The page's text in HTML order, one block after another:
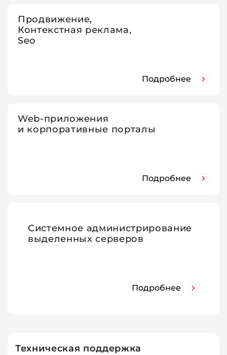
Продвижение,
Контекстная реклама,
Seo
Подробнее
Web-приложения
и корпоративные порталы
Подробнее
Системное администрирование
выделенных серверов
Подробнее
Техническая поддержка